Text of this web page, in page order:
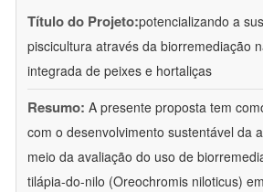
Título do Projeto:potencializando a
piscicultura através da biorremediação
integrada de peixes e hortaliças
Resumo: A presente proposta tem
com o desenvolvimento sustentável da
meio da avaliação do uso de
tilápia-do-nilo (Oreochromis niloticus)